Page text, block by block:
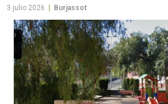
3 julio 2026 Burjassot